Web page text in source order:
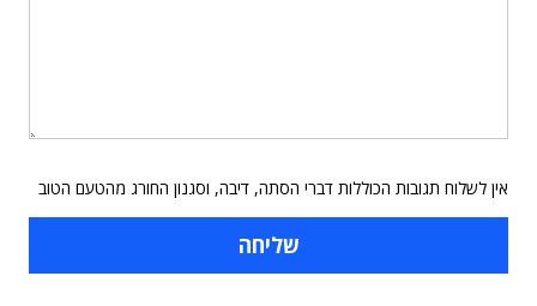
אין לשלוח תגובות הכוללות דברי הסתה, דיבה, וסגנון החורג מהטעם הטוב